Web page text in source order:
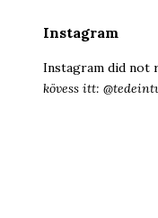
Instagram
Instagram did not
kövess itt: